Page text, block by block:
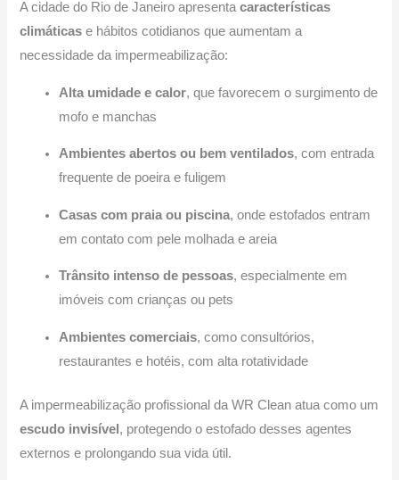
A cidade do Rio de Janeiro apresentacaracterísticas
climáticas e hábitos cotidianos que aumentam a
necessidade da impermeabilização:
Alta umidade e calor, que favorecem o surgimento de
mofo e manchas
Ambientes abertos ou bem ventilados, com entrada
frequente de poeira e fuligem
Casas com praia ou piscina, onde estofados entram
em contato com pele molhada e areia
Trânsito intenso de pessoas, especialmente em
imóveis com crianças ou pets
Ambientes comerciais, como consultórios,
restaurantes e hotéis, com alta rotatividade
A impermeabilização profissional da WR Clean atua como um
escudo invisível , protegendo o estofado desses agentes
externos e prolongando sua vida útil.